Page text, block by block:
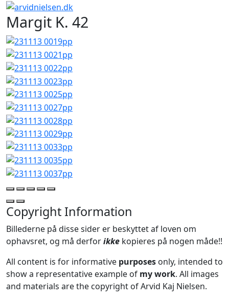
Margit K. 42
Copyright Information
Billederne på disse sider er beskyttet af loven om
ophavsret, og må derforikke kopieres på nogen måde!!
All content is for informative purposes only, intended to
show a representative example of my work. All images
and materials are the copyright of Arvid Kaj Nielsen.